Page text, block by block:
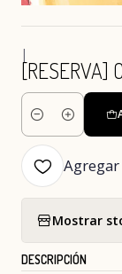
|
[RESERVA]
Cantidad
Mostrar
DESCRIPCIÓN